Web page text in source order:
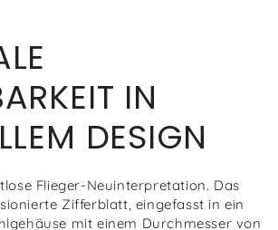
IN
DESIGN
Flieger-Neuinterpretation. Das
Zifferblatt, eingefasst in ein
mit einem Durchmesser von